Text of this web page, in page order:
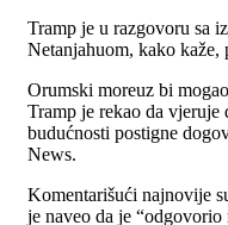
Tramp je u razgovoru sa
Netanjahuom, kako kaže,
Orumski moreuz bi
Tramp je rekao da vjeruje
budućnosti postigne
News.
Komentarišući najnovije
je naveo da je “odgovorio